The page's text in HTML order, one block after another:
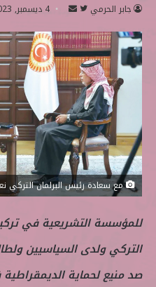
جابر الحرمي
ت
ب
ع
ع
ل
ى
ت
و
ي
ت
ر
س
ل
ب
ر
ي
د
ا
إ
ل
ك
ر
و
4 ديسمبر, 2023
مع سعادة رئيس البرلمان التركي
للمؤسسة التشريعية في
التركي ولدى السياسيين
صد منيع لحماية الديمقراطية